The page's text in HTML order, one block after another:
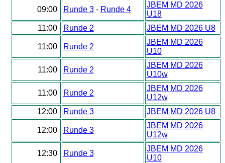
09:00 Runde 3- Runde 4
JBEM MD 2026
U18
11:00
Runde 2 JBEM MD 2026 U8
11:00 Runde 2
JBEM MD 2026
U10
11:00 Runde 2
JBEM MD 2026
U10w
11:00 Runde 2
JBEM MD 2026
U12w
12:00
Runde 3 JBEM MD 2026 U8
12:00 Runde 3
JBEM MD 2026
U12w
12:30 Runde 3
JBEM MD 2026
U10